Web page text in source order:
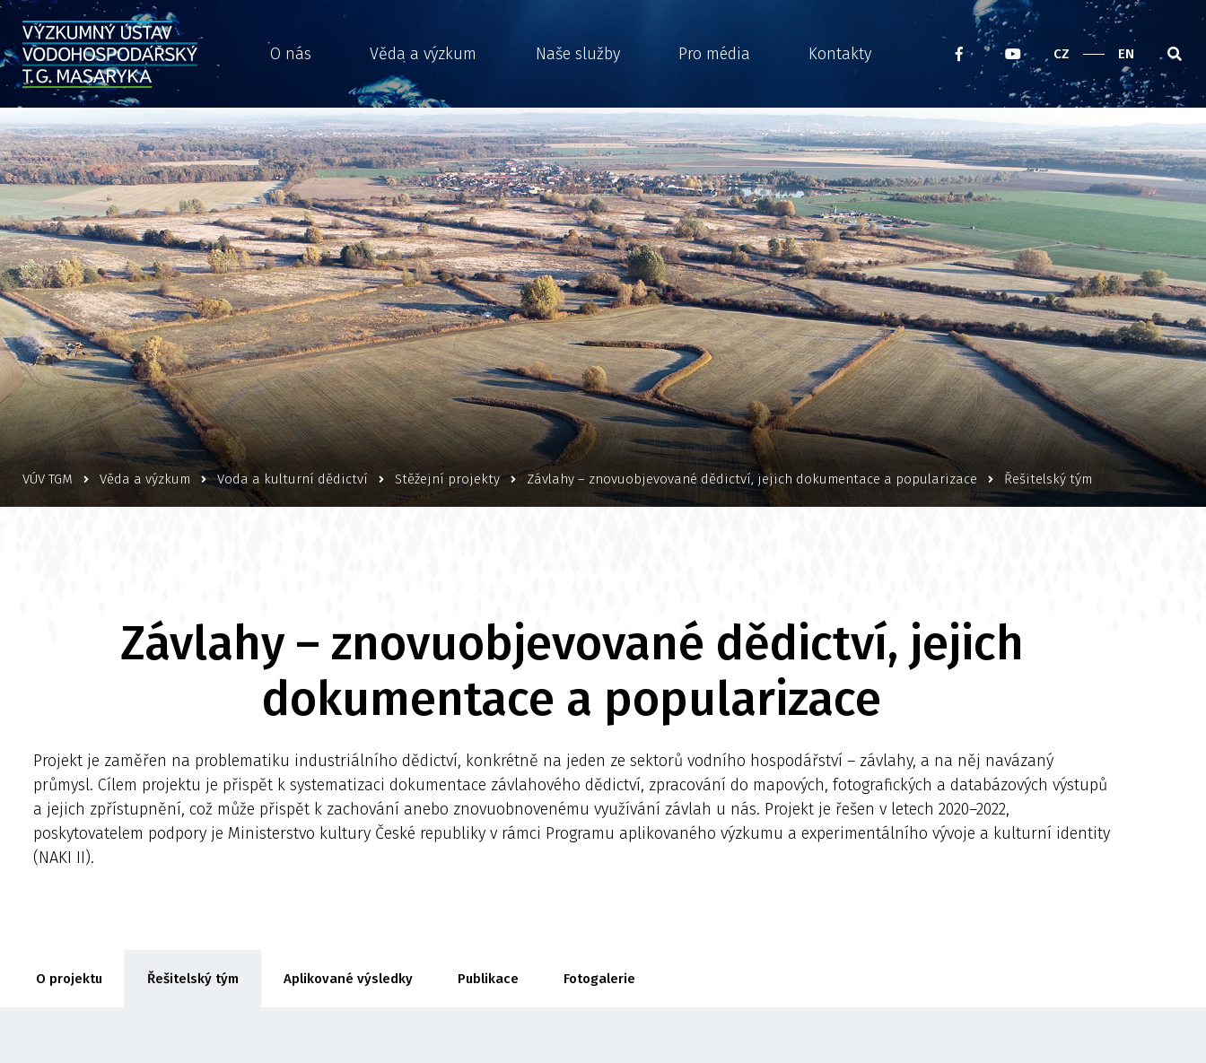
O nás Věda a výzkum Naše služby Pro média Kontakty CZ EN
VÚV TGM Věda a výzkum Voda a kulturní dědictví Stěžejní projekty Závlahy – znovuobjevované dědictví, jejich dokumentace a popularizace Řešitelský tým
Závlahy – znovuobjevované dědictví, jejich
dokumentace a popularizace
Projekt je zaměřen na problematiku industriálního dědictví, konkrétně na jeden ze sektorů vodního hospodářství – závlahy, a na něj navázaný
průmysl. Cílem projektu je přispět k systematizaci dokumentace závlahového dědictví, zpracování do mapových, fotografických a databázových výstupů
a jejich zpřístupnění, což může přispět k zachování anebo znovuobnovenému využívání závlah u nás. Projekt je řešen v letech 2020–2022,
poskytovatelem podpory je Ministerstvo kultury České republiky v rámci Programu aplikovaného výzkumu a experimentálního vývoje a kulturní identity
(NAKI II).
O projektu Řešitelský tým Aplikované výsledky Publikace Fotogalerie